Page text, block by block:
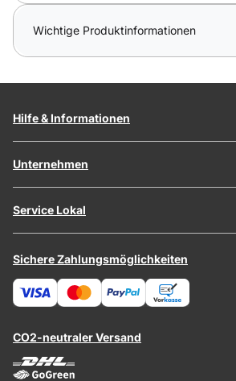
Wichtige Produktinformationen
Hilfe & Informationen
Unternehmen
Service Lokal
Sichere Zahlungsmöglichkeiten
CO2-neutraler Versand